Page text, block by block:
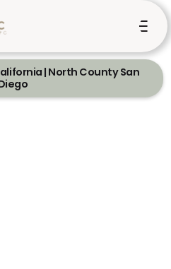
| North County San